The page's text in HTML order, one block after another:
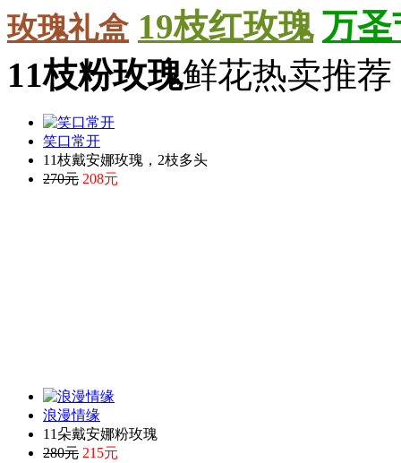
玫瑰礼盒 19枝红玫瑰 万圣
11枝粉玫瑰鲜花热卖推荐
笑口常开
11枝戴安娜玫瑰，2枝多头
270元 208元
浪漫情缘
11朵戴安娜粉玫瑰
280元 215元